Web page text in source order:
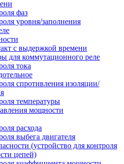
фаз
уровня/заполнения
с выдержкой времени
для коммутационного реле
тока
спротивления изоляции/
температуры
мощности
расхода
выбега двигателя
(устройство для контроля
цепей)